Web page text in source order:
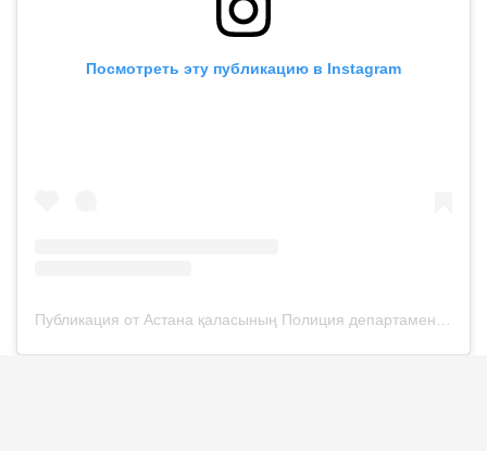
Посмотреть эту публикацию в Instagram